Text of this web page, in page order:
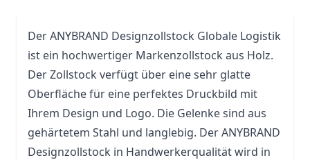
Der ANYBRAND Designzollstock Globale Logistik
ist ein hochwertiger Markenzollstock aus Holz.
DerZollstock verfügt über eine sehr glatte
Oberfläche für eine perfektes Druckbild mit
Ihrem Design und Logo. Die Gelenke sind aus
gehärtetem Stahl und langlebig. Der ANYBRAND
Designzollstock in Handwerkerqualität wird in